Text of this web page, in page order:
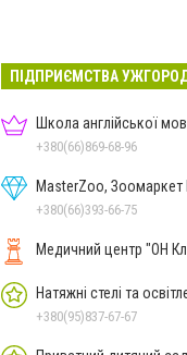
полеглим
Артемом
19 липня
ПІДПРИЄМСТВА
Школа англійської
+380(66)869-68-96
MasterZoo, Зоомаркет
+380(66)393-66-75
Медичний центр "ОН
Натяжні стелі та
+380(95)837-67-67